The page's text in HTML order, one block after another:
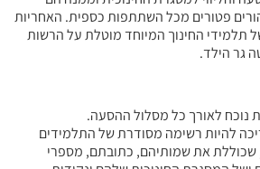
פטורים מכל השתתפות כספית. האחריות
תלמידי החינוך המיוחד מוטלת על הרשות
גר הילד.
נוכח לאורך כל מסלול ההסעה.
להיות רשימה מסודרת של התלמידים
את שמותיהם, כתובתם, מספרי